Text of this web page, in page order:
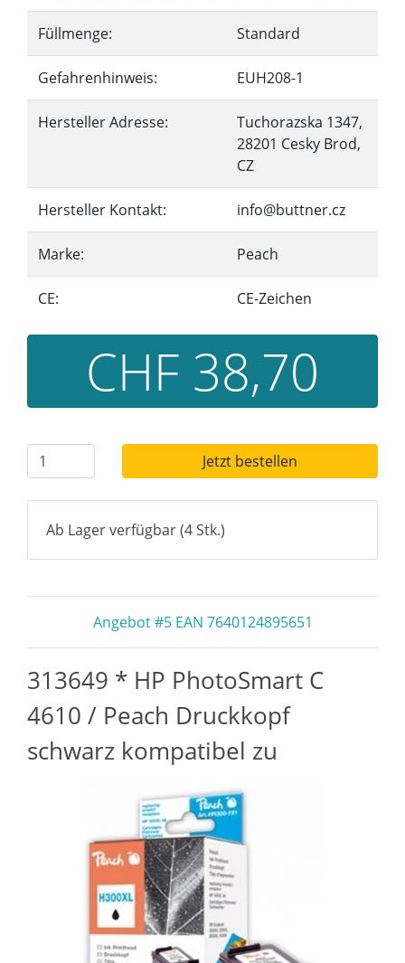
Füllmenge: Standard
Gefahrenhinweis: EUH208-1
Hersteller Adresse:
Tuchorazska 1347,
28201 Cesky Brod,
CZ
Hersteller Kontakt: info@buttner.cz
Marke: Peach
CE: CE-Zeichen
CHF 38,70
Jetzt bestellen
Ab Lager verfügbar (4 Stk.)
Angebot #5 EAN 7640124895651
313649 * HP PhotoSmart C
4610 / Peach Druckkopf
schwarz kompatibel zu